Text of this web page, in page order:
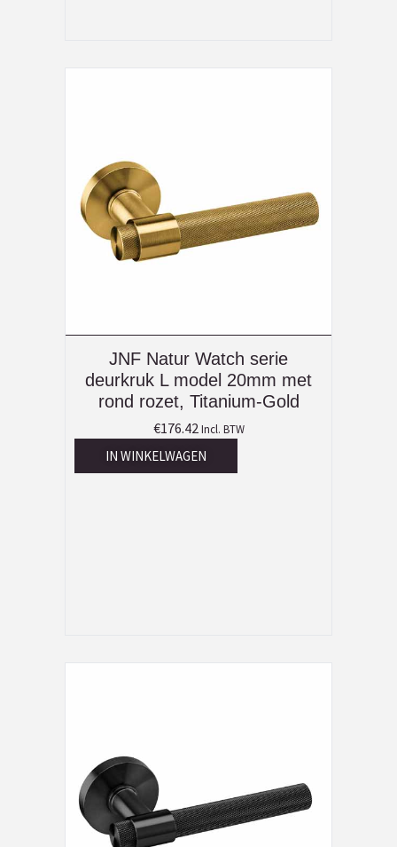
JNF Natur Watch serie
deurkruk L model 20mm met
rond rozet, Titanium-Gold
€176.42 Incl. BTW
IN WINKELWAGEN